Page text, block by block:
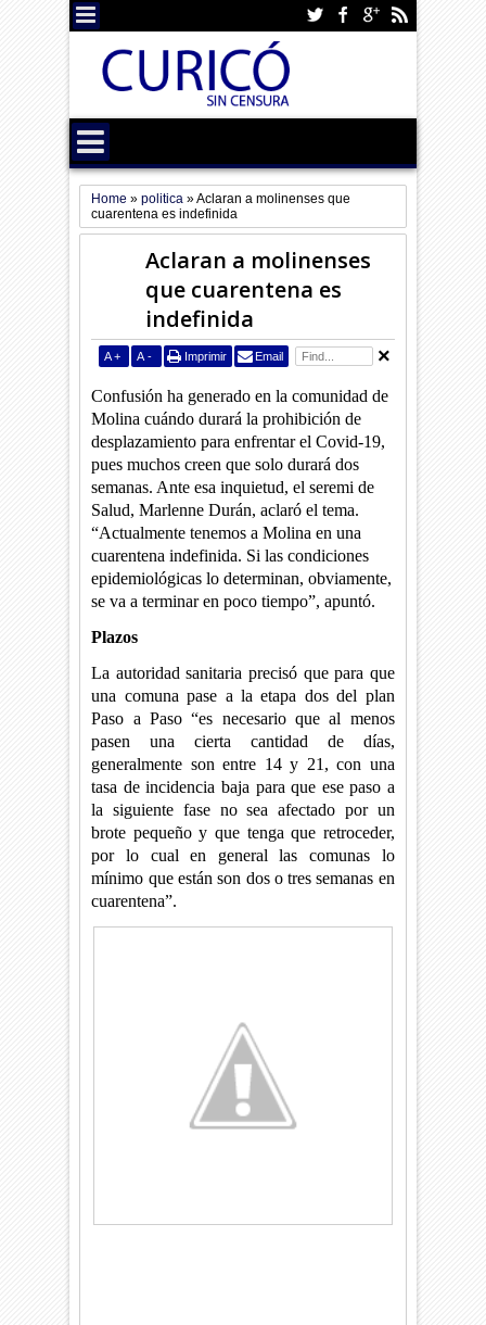
Home »politica »Aclaran a molinenses que
cuarentena es indefinida
Aclaran a molinenses
que cuarentena es
indefinida
A + A - Imprimir Email
Confusión ha generado en la comunidad de
Molina cuándo durará la prohibición de
desplazamiento para enfrentar el Covid-19,
pues muchos creen que solo durará dos
semanas. Ante esa inquietud, el seremi de
Salud, Marlenne Durán, aclaró el tema.
“Actualmente tenemos a Molina en una
cuarentena indefinida. Si las condiciones
epidemiológicas lo determinan, obviamente,
se va a terminar en poco tiempo”, apuntó.
Plazos
La autoridad sanitaria precisó que para que
una comuna pase a la etapa dos del plan
Paso a Paso “es necesario que al menos
pasen una cierta cantidad de días,
generalmente son entre 14 y 21, con una
tasa de incidencia baja para que ese paso a
la siguiente fase no sea afectado por un
brote pequeño y que tenga que retroceder,
por lo cual en general las comunas lo
mínimo que están son dos o tres semanas en
cuarentena”.